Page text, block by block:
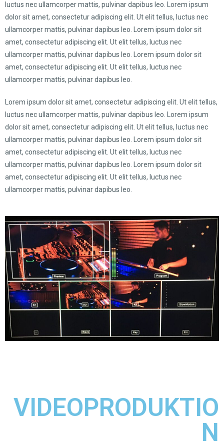
luctus nec ullamcorper mattis, pulvinar dapibus leo. Lorem ipsum
dolor sit amet, consectetur adipiscing elit. Ut elit tellus, luctus nec
ullamcorper mattis, pulvinar dapibus leo. Lorem ipsum dolor sit
amet, consectetur adipiscing elit. Ut elit tellus, luctus nec
ullamcorper mattis, pulvinar dapibus leo. Lorem ipsum dolor sit
amet, consectetur adipiscing elit. Ut elit tellus, luctus nec
ullamcorper mattis, pulvinar dapibus leo.
Lorem ipsum dolor sit amet, consectetur adipiscing elit. Ut elit tellus,
luctus nec ullamcorper mattis, pulvinar dapibus leo. Lorem ipsum
dolor sit amet, consectetur adipiscing elit. Ut elit tellus, luctus nec
ullamcorper mattis, pulvinar dapibus leo. Lorem ipsum dolor sit
amet, consectetur adipiscing elit. Ut elit tellus, luctus nec
ullamcorper mattis, pulvinar dapibus leo. Lorem ipsum dolor sit
amet, consectetur adipiscing elit. Ut elit tellus, luctus nec
ullamcorper mattis, pulvinar dapibus leo.
VIDEOPRODUKTIO
N